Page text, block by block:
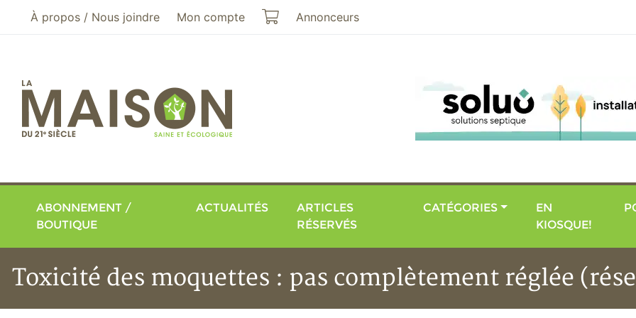
Aller au menu principal
Aller au contenu principal
À propos / Nous joindre Mon compte Mon panier
Annonceurs
ABONNEMENT /
BOUTIQUE
ACTUALITÉS
ARTICLES
RÉSERVÉS
CATÉGORIES
EN
KIOSQUE!
Toxicité des moquettes : pas complètement réglée